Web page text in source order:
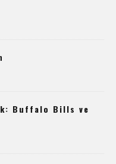
Buffalo Bills ve